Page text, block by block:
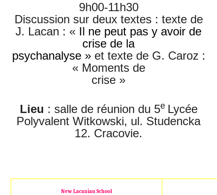
9h00-11h30
Discussion sur deux textes : texte de
J. Lacan : « Il ne peut pas y avoir de
crise de la
psychanalyse » et texte de G. Caroz :
« Moments de
crise »
Lieu : salle de réunion du 5e Lycée
Polyvalent Witkowski, ul. Studencka
12. Cracovie.
New Lacanian School